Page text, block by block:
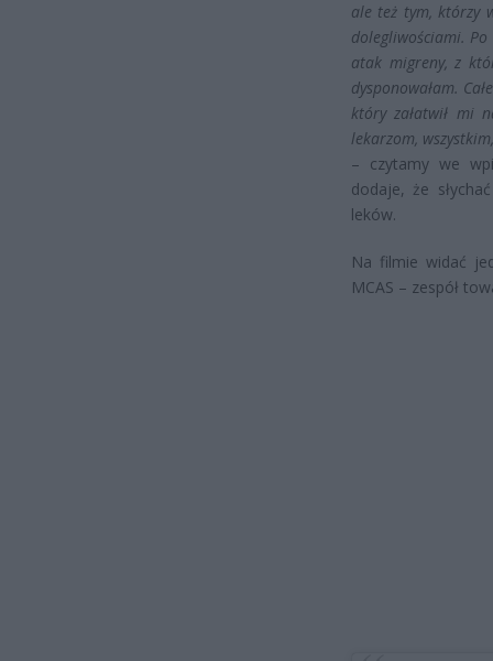
ale też tym, którzy
dolegliwościami.
atak migreny, z
dysponowałam.
który załatwił mi
lekarzom,
– czytamy we
dodaje, że
leków.
Na filmie widać
MCAS – zespół